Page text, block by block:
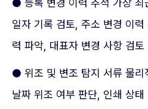
● 등록 변경 이력 추적 가장 최
일자 기록 검토, 주소 변경 이력
력 파악, 대표자 변경 사항 검토
● 위조 및 변조 탐지 서류 물리
날짜 위조 여부 판단, 인쇄 상